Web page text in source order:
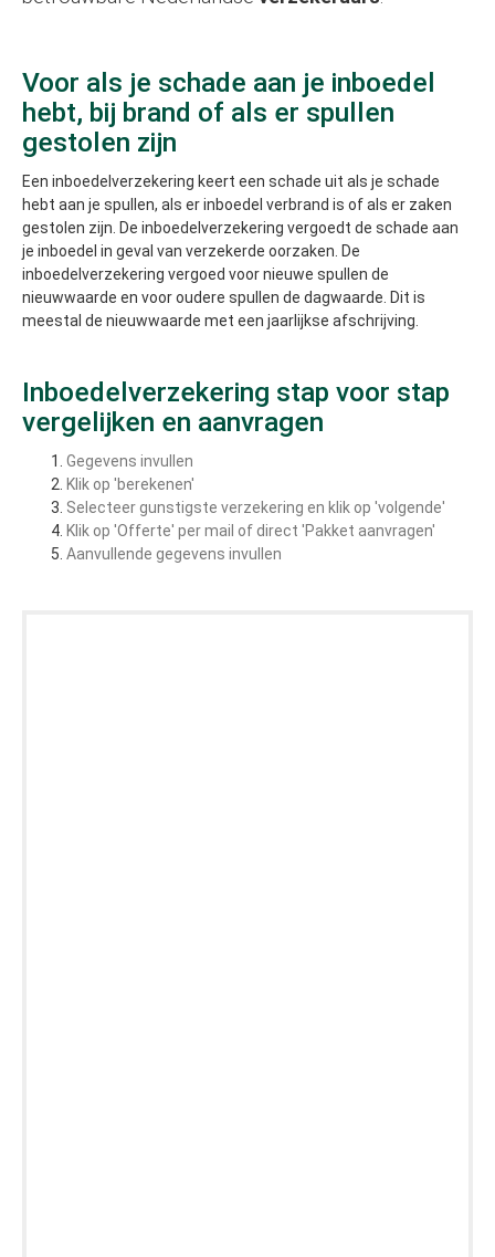
Voor als je schade aan je inboedel
hebt, bij brand of als er spullen
gestolen zijn
Een inboedelverzekering keert een schade uit als je schade
hebt aan je spullen, als er inboedel verbrand is of als er zaken
gestolen zijn. De inboedelverzekering vergoedt de schade aan
je inboedel in geval van verzekerde oorzaken. De
inboedelverzekering vergoed voor nieuwe spullen de
nieuwwaarde en voor oudere spullen de dagwaarde. Dit is
meestal de nieuwwaarde met een jaarlijkse afschrijving.
Inboedelverzekering stap voor stap
vergelijken en aanvragen
Gegevens invullen
Klik op 'berekenen'
Selecteer gunstigste verzekering en klik op 'volgende'
Klik op 'Offerte' per mail of direct 'Pakket aanvragen'
Aanvullende gegevens invullen